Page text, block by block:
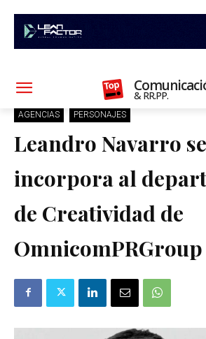
& RR.PP.
AGENCIAS PERSONAJES
Leandro Navarro se
incorpora al
de Creatividad de
OmnicomPRGroup